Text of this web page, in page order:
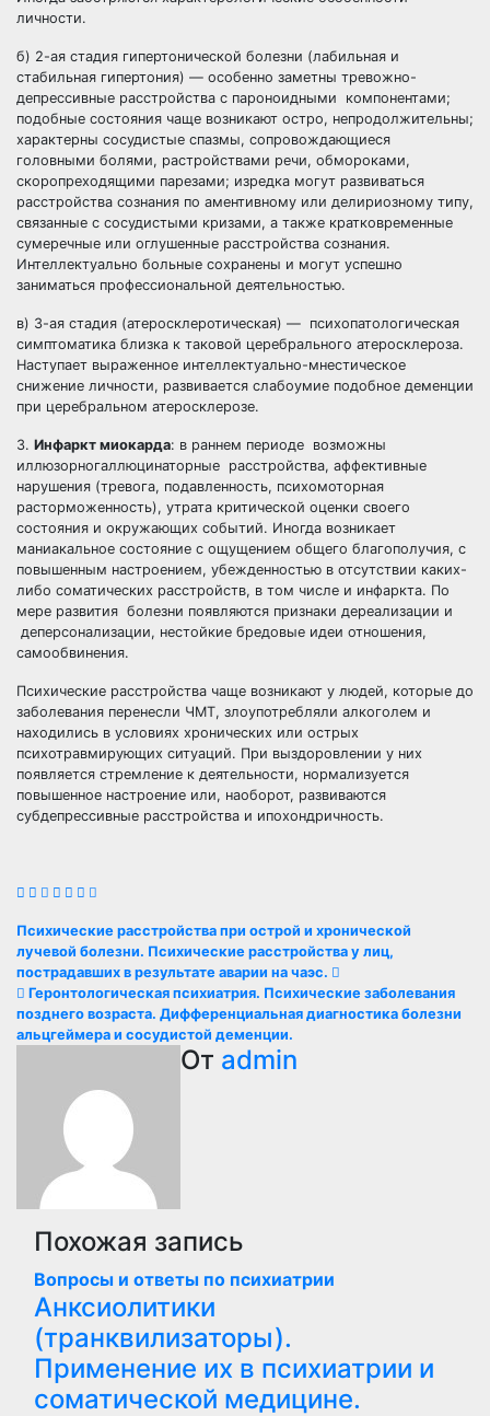
личности.
б) 2-ая стадия гипертонической болезни (лабильная и
стабильная гипертония) — особенно заметны тревожно-
депрессивные расстройства с пароноидными компонентами;
подобные состояния чаще возникают остро, непродолжительны;
характерны сосудистые спазмы, сопровождающиеся
головными болями, растройствами речи, обмороками,
скоропреходящими парезами; изредка могут развиваться
расстройства сознания по аментивному или делириозному типу,
связанные с сосудистыми кризами, а также кратковременные
сумеречные или оглушенные расстройства сознания.
Интеллектуально больные сохранены и могут успешно
заниматься профессиональной деятельностью.
в) 3-ая стадия (атеросклеротическая) — психопатологическая
симптоматика близка к таковой церебрального атеросклероза.
Наступает выраженное интеллектуально-мнестическое
снижение личности, развивается слабоумие подобное деменции
при церебральном атеросклерозе.
3. Инфаркт миокарда: в раннем периоде возможны
иллюзорногаллюцинаторные расстройства, аффективные
нарушения (тревога, подавленность, психомоторная
расторможенность), утрата критической оценки своего
состояния и окружающих событий. Иногда возникает
маниакальное состояние с ощущением общего благополучия, с
повышенным настроением, убежденностью в отсутствии каких-
либо соматических расстройств, в том числе и инфаркта. По
мере развития болезни появляются признаки дереализации и
деперсонализации, нестойкие бредовые идеи отношения,
самообвинения.
Психические расстройства чаще возникают у людей, которые до
заболевания перенесли ЧМТ, злоупотребляли алкоголем и
находились в условиях хронических или острых
психотравмирующих ситуаций. При выздоровлении у них
появляется стремление к деятельности, нормализуется
повышенное настроение или, наоборот, развиваются
субдепрессивные расстройства и ипохондричность.
Навигация
по
записям
Психические расстройства при острой и хронической
лучевой болезни. Психические расстройства у лиц,
пострадавших в результате аварии на чаэс.
Геронтологическая психиатрия. Психические заболевания
позднего возраста. Дифференциальная диагностика болезни
альцгеймера и сосудистой деменции.
От admin
Похожая запись
Вопросы и ответы по психиатрии
Анксиолитики
(транквилизаторы).
Применение их в психиатрии и
соматической медицине.